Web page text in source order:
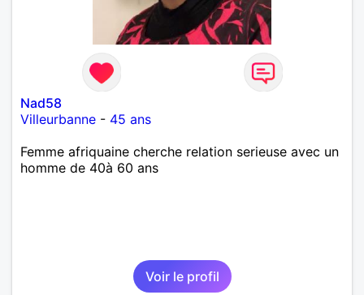
Nad58
Villeurbanne - 45 ans
Femme afriquaine cherche relation serieuse avec un
homme de 40à 60 ans
Voir le profil